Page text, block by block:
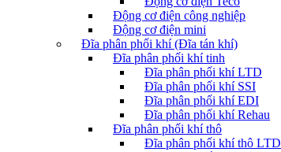
Động cơ điện công nghiệp
Động cơ điện mini
Đĩa phân phối khí (Đĩa tán khí)
Đĩa phân phối khí tinh
Đĩa phân phối khí LTD
Đĩa phân phối khí SSI
Đĩa phân phối khí EDI
Đĩa phân phối khí Rehau
Đĩa phân phối khí thô
Đĩa phân phối khí thô LTD